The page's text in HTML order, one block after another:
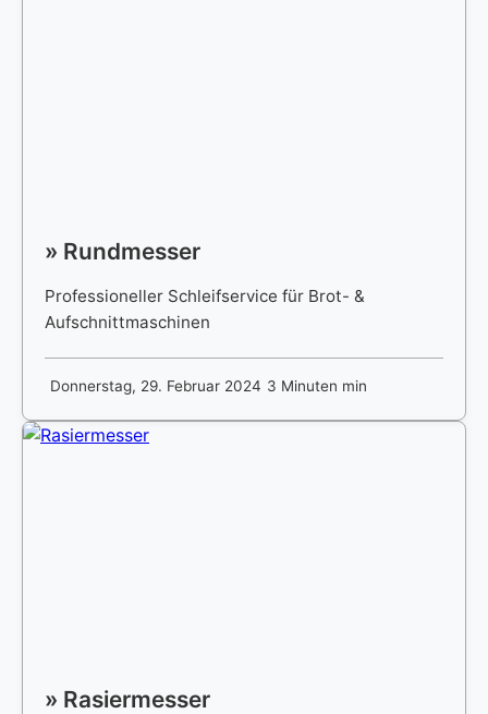
» Rundmesser
Professioneller Schleifservice für Brot- &
Aufschnittmaschinen
Donnerstag, 29. Februar 2024 3 Minuten min
» Rasiermesser